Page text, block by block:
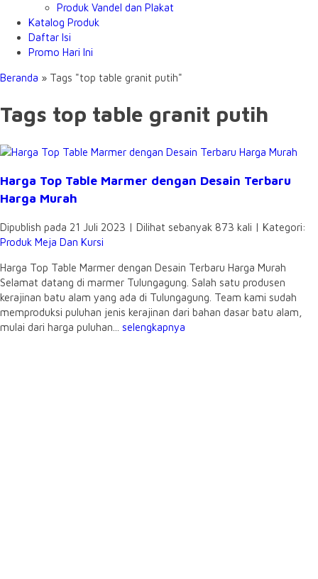
Produk Vandel dan Plakat
Katalog Produk
Daftar Isi
Promo Hari Ini
Beranda » Tags "top table granit putih"
Tags top table granit putih
Harga Top Table Marmer dengan Desain Terbaru
Harga Murah
Dipublish pada 21 Juli 2023 | Dilihat sebanyak 873 kali | Kategori:
Produk Meja Dan Kursi
Harga Top Table Marmer dengan Desain Terbaru Harga Murah
Selamat datang di marmer Tulungagung. Salah satu produsen
kerajinan batu alam yang ada di Tulungagung. Team kami sudah
memproduksi puluhan jenis kerajinan dari bahan dasar batu alam,
mulai dari harga puluhan... selengkapnya